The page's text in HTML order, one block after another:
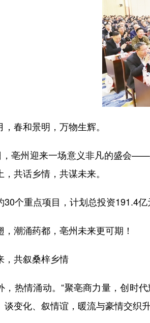
春和景明，万物生辉。
州迎来一场意义非凡的盛会
共话乡情，共谋未来。
个重点项目，计划总投资191.4亿
潮涌药都，亳州未来更可期！
共叙桑梓乡情
热情涌动。“聚亳商力量，创时代
变化、叙情谊，暖流与豪情交织升